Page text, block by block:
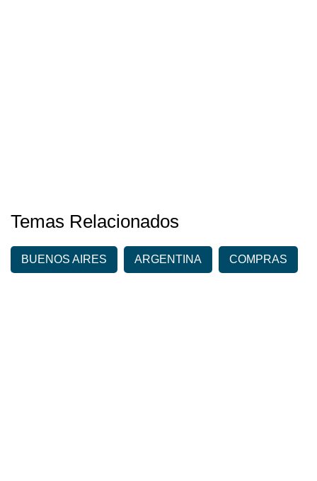
Temas Relacionados
BUENOS AIRES ARGENTINA COMPRAS